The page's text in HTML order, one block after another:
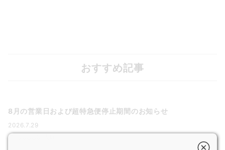
おすすめ記事
8月の営業日および超特急便停止期間のお知らせ
2026.7.29